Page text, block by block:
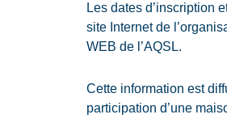
Les dates d’inscription
site Internet de
WEB de l’AQSL.
Cette information est
participation d’une